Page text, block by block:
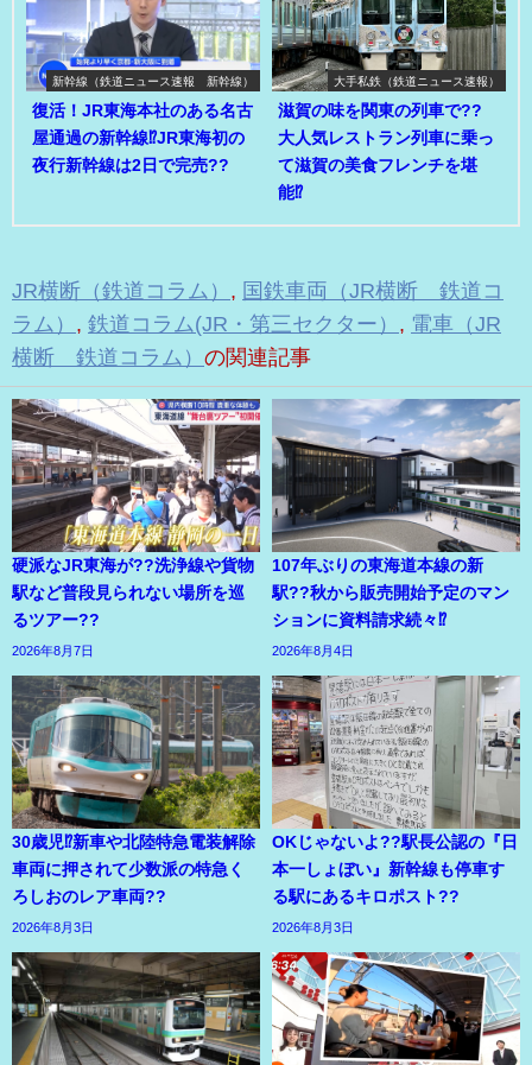
新幹線（鉄道ニュース速報 新幹線）
復活！JR東海本社のある名古
屋通過の新幹線⁉JR東海初の
夜行新幹線は2日で完売??
大手私鉄（鉄道ニュース速報）
滋賀の味を関東の列車で??
大人気レストラン列車に乗っ
て滋賀の美食フレンチを堪
能⁉
JR横断（鉄道コラム） , 国鉄車両（JR横断 鉄道コ
ラム） , 鉄道コラム(JR・第三セクター） , 電車（JR
横断 鉄道コラム） の関連記事
硬派なJR東海が??洗浄線や貨物
駅など普段見られない場所を巡
るツアー??
2026年8月7日
107年ぶりの東海道本線の新
駅??秋から販売開始予定のマン
ションに資料請求続々⁉
2026年8月4日
30歳児⁉新車や北陸特急電装解除
車両に押されて少数派の特急く
ろしおのレア車両??
2026年8月3日
OKじゃないよ??駅長公認の『日
本一しょぼい』新幹線も停車す
る駅にあるキロポスト??
2026年8月3日